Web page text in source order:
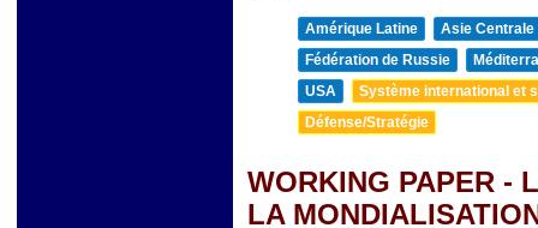
Amérique Latine
Asie Centrale
Fédération de Russie
USA
Système international et
Défense/Stratégie
WORKING PAPER -
LA